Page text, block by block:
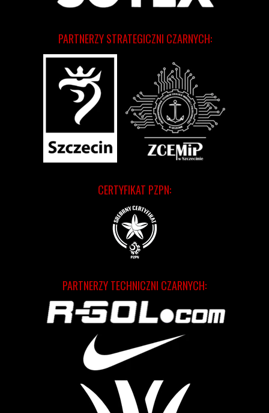
CERTYFIKAT PZPN:
PARTNERZY TECHNICZNI CZARNYCH:
PARTNERZY STRATEGICZNI CZARNYCH: